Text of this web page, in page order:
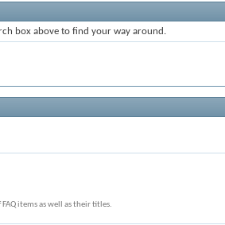
box above to find your way around.
items as well as their titles.